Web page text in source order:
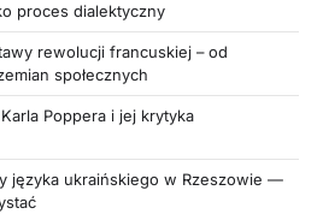
proces dialektyczny
rewolucji francuskiej – od
społecznych
Poppera i jej krytyka
języka ukraińskiego w Rzeszowie —